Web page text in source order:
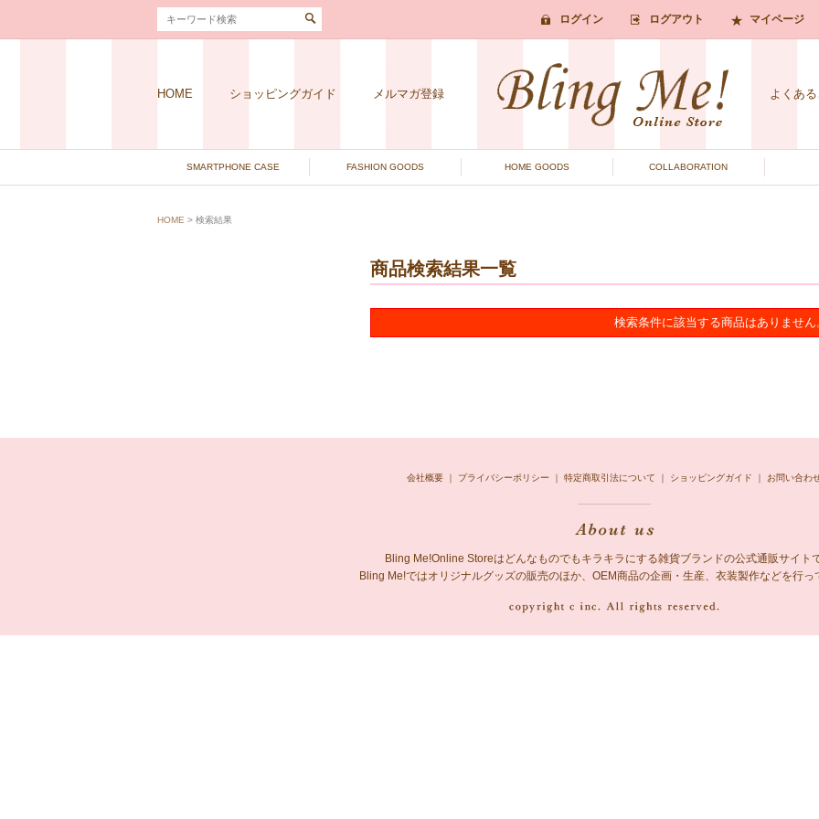
ログイン ログアウト マイページ
HOME ショッピングガイド メルマガ登録 よくあ
SMARTPHONE CASE FASHION GOODS HOME GOODS COLLABORATION
HOME > 検索結果
商品検索結果一覧
検索条件に該当する商品はありません
会社概要 ｜ プライバシーポリシー ｜ 特定商取引法について ｜ ショッピングガイド ｜ お問い合わ
Bling Me!Online Storeはどんなものでもキラキラにする雑貨ブランドの公式通販サイトで
Bling Me!ではオリジナルグッズの販売のほか、OEM商品の企画・生産、衣装製作などを行っ